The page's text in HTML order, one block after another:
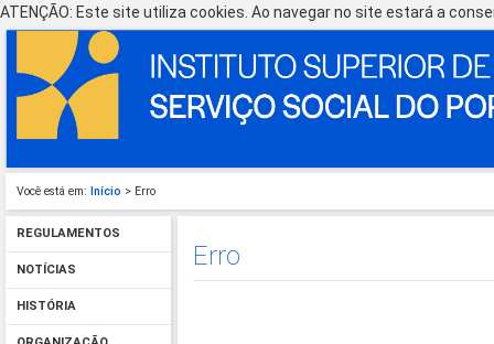
ATENÇÃO: Este site utiliza cookies. Ao navegar no site estará a
Você está em: Início > Erro
REGULAMENTOS
NOTÍCIAS
HISTÓRIA
Erro